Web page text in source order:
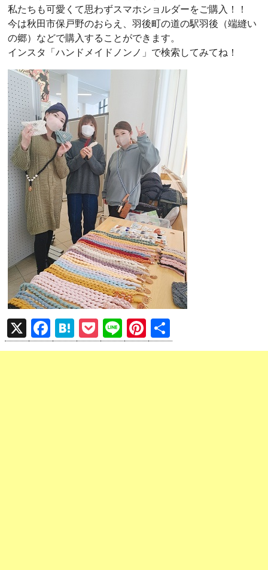
私たちも可愛くて思わずスマホショルダーをご購入！！
今は秋田市保戸野のおらえ、羽後町の道の駅羽後（端縫い
の郷）などで購入することができます。
インスタ「ハンドメイドノンノ」で検索してみてね！
X
F
a
H
at
P
o
Li
n
Pi
nt 有